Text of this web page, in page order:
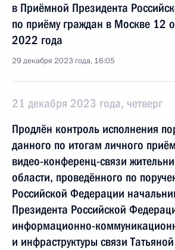
в Приёмной Президента
по приёму граждан в Москве 12
2022 года
29 декабря 2023 года, 16:05
21 декабря 2023 года, четверг
Продлён контроль исполнения
данного по итогам личного
видео-конференц-связи
области, проведённого по
Российской Федерации
Президента Российской
информационно-
и инфраструктуры связи